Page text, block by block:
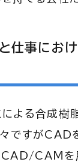
仕事にお
による合成樹
々ですがCAD
CAD/CAMを